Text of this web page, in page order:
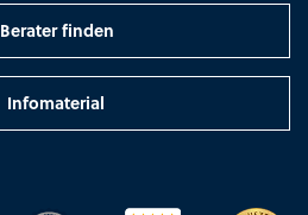
Berater finden
Infomaterial